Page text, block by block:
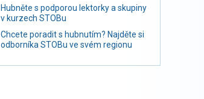
Hubněte s podporou lektorky a skupiny
v kurzech STOBu
Chcete poradit s hubnutím? Najděte si
odborníka STOBu ve svém regionu